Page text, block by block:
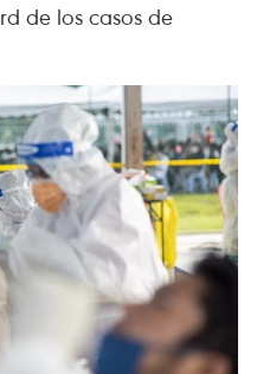
de los casos de